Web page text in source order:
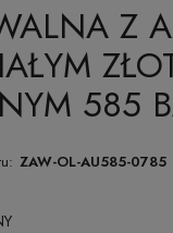
Z
585
ZAW-OL-AU585-0785